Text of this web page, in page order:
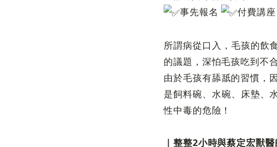
事先報名
付費講座
所謂病從口入，毛孩的飲
的議題，深怕毛孩吃到不
由於毛孩有舔舐的習慣，
是飼料碗、水碗、床墊、
性中毒的危險！
｜整整2小時與蔡定宏獸醫